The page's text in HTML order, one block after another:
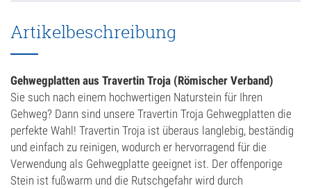
Artikelbeschreibung
Gehwegplatten aus Travertin Troja (Römischer Verband)
Sie such nach einem hochwertigen Naturstein für Ihren
Gehweg? Dann sind unsere Travertin Troja Gehwegplatten die
perfekte Wahl! Travertin Troja ist überaus langlebig, beständig
und einfach zu reinigen, wodurch er hervorragend für die
Verwendung als Gehwegplatte geeignet ist. Der offenporige
Stein ist fußwarm und die Rutschgefahr wird durch